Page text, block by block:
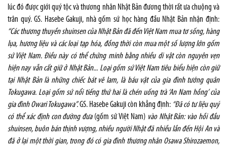
lúc đó được giới quý tộc và thương nhân Nhật Bản đương thời rất ưa chuộng và
trân quý. GS. Hasebe Gakuji, nhà gốm sứ học hàng đầu Nhật Bản nhận định:
“Các thương thuyền shuinsen của Nhật Bản đã đến Việt Nam mua tơ sống, hàng
lụa, hương liệu và các loại tạp hóa, đồng thời còn mua một số lượng lớn gốm
sứ Việt Nam. Điều này có thể chứng minh bằng nhiều di vật còn nguyên vẹn
hiện nay vẫn cất giữ ở Nhật Bản... Loại gốm sứ Việt Nam tiêu biểu hiện còn giữ
tại Nhật Bản là những chiếc bát vẽ lam, là báu vật của gia đình tướng quân
Tokugawa. Loại gốm sứ nổi tiếng thứ hai là chén uống trà ‘An Nam hồng’ của
gia đình Owari Tokugawa”.GS. Hasebe Gakuji còn khẳng định: “Đã có tư liệu quý
có thể xác định con đường đưa (gốm sứ Việt Nam) vào Nhật Bản: vào hồi đầu
shuinsen, buôn bán thịnh vượng, nhiều người Nhật đã nhiều lần đến Hội An và
đã ở lại một thời gian, trong đó có gia đình thương nhân Osawa Shirozaemon,